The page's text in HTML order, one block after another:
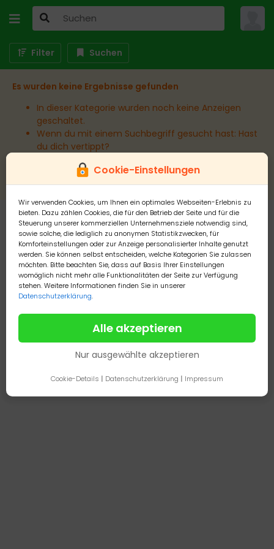
Cookie-Einstellungen
Wir verwenden Cookies, um Ihnen ein optimales Webseiten-Erlebnis zu
bieten. Dazu zählen Cookies, die für den Betrieb der Seite und für die
Steuerung unserer kommerziellen Unternehmensziele notwendig sind,
sowie solche, die lediglich zu anonymen Statistikzwecken, für
Komforteinstellungen oder zur Anzeige personalisierter Inhalte genutzt
werden. Sie können selbst entscheiden, welche Kategorien Sie zulassen
möchten. Bitte beachten Sie, dass auf Basis Ihrer Einstellungen
womöglich nicht mehr alle Funktionalitäten der Seite zur Verfügung
stehen. Weitere Informationen finden Sie in unserer
Datenschutzerklärung.
Alle akzeptieren
Nur ausgewählte akzeptieren
Cookie-Details | Datenschutzerklärung | Impressum
Filter Suchen
Es wurden keine Ergebnisse gefunden
In dieser Kategorie wurden noch keine Anzeigen
geschaltet.
Wenn du mit einem Suchbegriff gesucht hast: Hast
du dich vertippt?
Erweitere den Umkreis.